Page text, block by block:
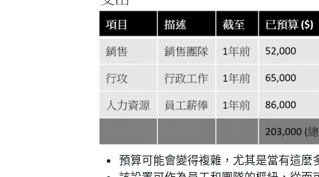
預算可能會變得複雜，尤其是當有這